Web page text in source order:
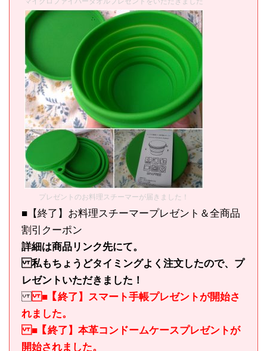
プレゼントのお料理スチーマーが届きました！
■【終了】お料理スチーマープレゼント＆全商品
割引クーポン
詳細は商品リンク先にて。
私もちょうどタイミングよく注文したので、プ
レゼントいただきました！
■【終了】スマート手帳プレゼントが開始さ
れました。
■【終了】本革コンドームケースプレゼントが
開始されました。